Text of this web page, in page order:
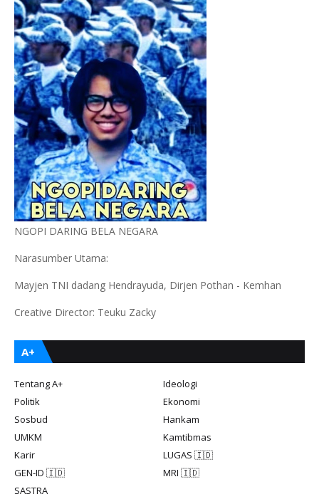
NGOPI DARING BELA NEGARA
Narasumber Utama:
Mayjen TNI dadang Hendrayuda, Dirjen Pothan - Kemhan
Creative Director: Teuku Zacky
A+
Tentang A+
Ideologi
Politik
Ekonomi
Sosbud
Hankam
UMKM
Kamtibmas
Karir
LUGAS 🇮🇩
GEN-ID 🇮🇩
MRI 🇮🇩
SASTRA